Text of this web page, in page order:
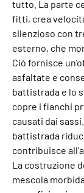
tutto. La parte
fitti, crea
silenzioso con
esterno, che
Ciò fornisce
asfaltate e
battistrada e lo
copre i fianchi
causati dai
battistrada
contribuisce
La costruzione
mescola